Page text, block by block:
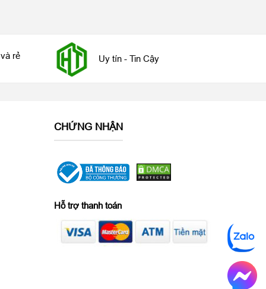
rẻ Uy tín - Tin Cậy
CHỨNG NHẬN
Hỗ trợ thanh toán